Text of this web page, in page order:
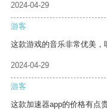
2024-04-29
游客
这款游戏的音乐非常优美，
2024-04-29
游客
这款加速器app的价格有点